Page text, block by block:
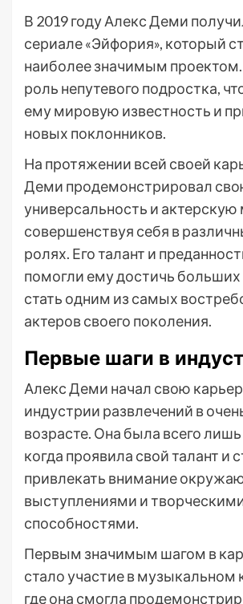
В 2019 году Алекс Деми
сериале «Эйфория», который
наиболее значимым
роль непутевого подростка,
ему мировую известность и
новых поклонников.
На протяжении всей своей
Деми продемонстрировал
универсальность и актерскую
совершенствуя себя в
ролях. Его талант и
помогли ему достичь больших
стать одним из самых
актеров своего поколения.
Первые шаги в
Алекс Деми начал свою
индустрии развлечений в
возрасте. Она была всего
когда проявила свой талант и
привлекать внимание
выступлениями и
способностями.
Первым значимым шагом в
стало участие в музыкальном
где она смогла